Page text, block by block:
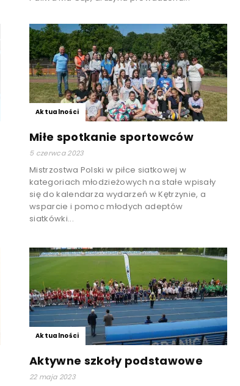
Aktualności
Miłe spotkanie sportowców
5 czerwca 2023
Mistrzostwa Polski w piłce siatkowej w
kategoriach młodzieżowych na stałe wpisały
się do kalendarza wydarzeń w Kętrzynie, a
wsparcie i pomoc młodych adeptów
siatkówki...
Aktualności
Aktywne szkoły podstawowe
22 maja 2023